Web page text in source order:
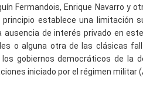
Fermandois, Enrique Navarro
establece una limitación
ausencia de interés privado en
o alguna otra de las clásicas
gobiernos democráticos de la
iniciado por el régimen militar